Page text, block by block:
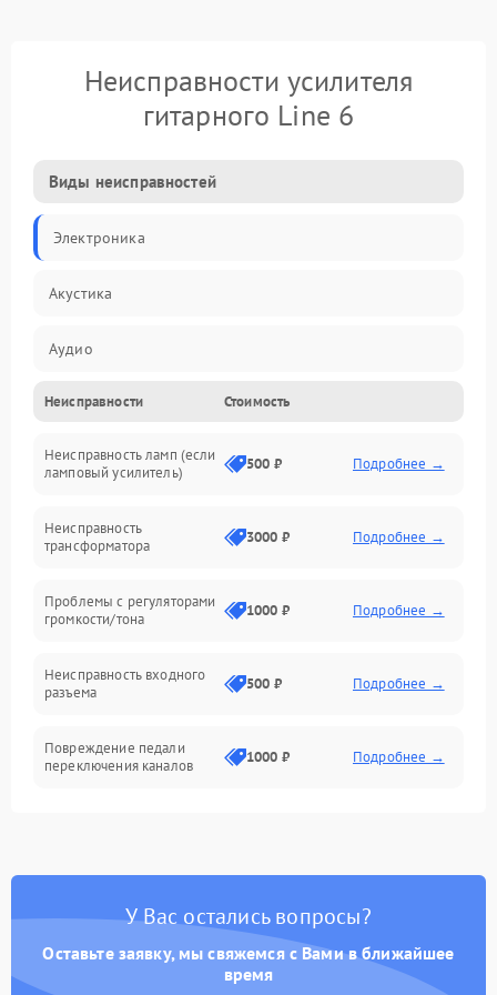
Неисправности усилителя
гитарного Line 6
Виды неисправностей
Электроника
Акустика
Аудио
Управление
Электропитание
Неисправности Стоимость
Неисправность ламп (если
ламповый усилитель)
500 ₽ Подробнее →
Неисправность
трансформатора
3000 ₽ Подробнее →
Проблемы с регуляторами
громкости/тона
1000 ₽ Подробнее →
Неисправность входного
разъема
500 ₽ Подробнее →
Повреждение педали
переключения каналов
1000 ₽ Подробнее →
2000 ₽ Подробнее →
У Вас остались вопросы?
Оставьте заявку, мы свяжемся с Вами в ближайшее
время